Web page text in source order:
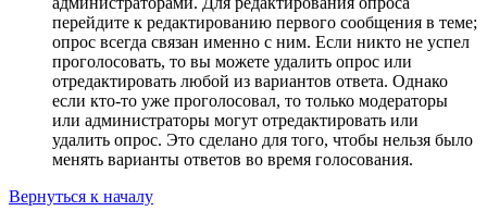
перейдите к редактированию первого сообщения в теме;
опрос всегда связан именно с ним. Если никто не успел
проголосовать, то вы можете удалить опрос или
отредактировать любой из вариантов ответа. Однако
если кто-то уже проголосовал, то только модераторы
или администраторы могут отредактировать или
удалить опрос. Это сделано для того, чтобы нельзя было
менять варианты ответов во время голосования.
Вернуться к началу